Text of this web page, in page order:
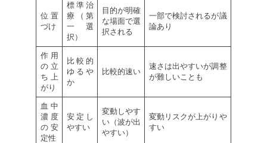
位置
づけ
標準治
療（第
一選
択）
目的が明確
な場面で選
択される
一部で検討されるが議
論あり
作用
の立
ち上
がり
比較的
ゆるや
か
比較的速い
速さは出やすいが調整
が難しいことも
血中
濃度
の安
定性
安定し
やすい
変動しやす
い（波が出
やすい）
変動リスクが上がりや
すい